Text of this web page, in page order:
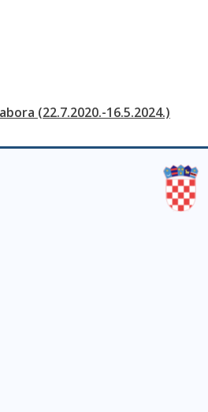
(22.7.2020.-16.5.2024.)